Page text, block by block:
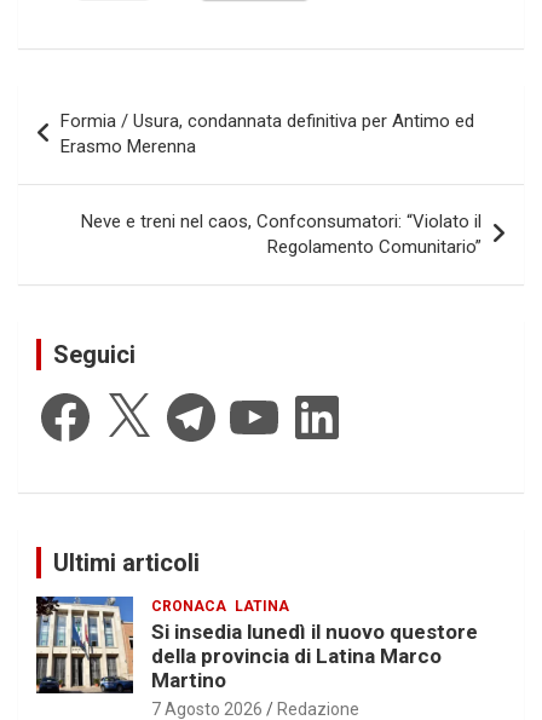
articoli
Formia / Usura, condannata definitiva per Antimo ed
Erasmo Merenna
Neve e treni nel caos, Confconsumatori: “Violato il
Regolamento Comunitario”
Seguici
Facebook Telegram YouTube LinkedIn
Ultimi articoli
CRONACA LATINA
Si insedia lunedì il nuovo questore
della provincia di Latina Marco
Martino
7 Agosto 2026 Redazione